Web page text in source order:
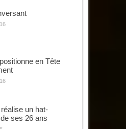
en Tête
un hat-
ses 26 ans